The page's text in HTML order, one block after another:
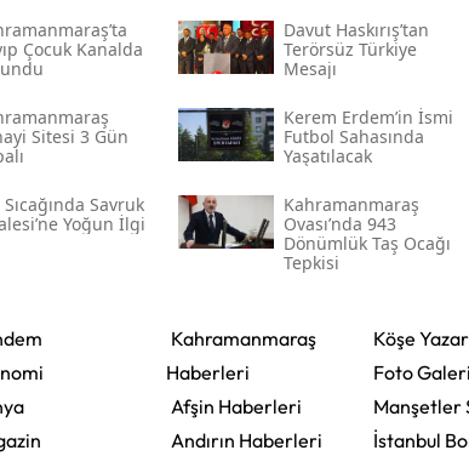
Çocuk Kanalda
Davut Haskırış’tan
Terörsüz Türkiye
Mesajı
Sitesi 3 Gün
Kerem Erdem’in İsmi
Futbol Sahasında
Yaşatılacak
Sıcağında Savruk
Yoğun İlgi
Kahramanmaraş
Ovası’nda 943
Dönümlük Taş Ocağı
Tepkisi
Kahramanmaraş
Haberleri
Afşin Haberleri
Andırın Haberleri
Köşe
Foto
Manşetler
İstanbul